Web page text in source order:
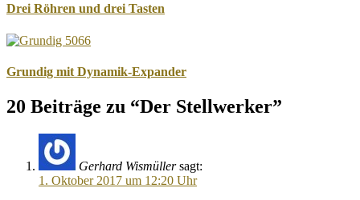
Drei Röhren und drei Tasten
Grundig mit Dynamik-Expander
20 Beiträge zu “Der Stellwerker”
Gerhard Wismüller sagt:
1. Oktober 2017 um 12:20 Uhr